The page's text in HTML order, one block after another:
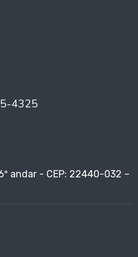
4325
andar - CEP: 22440-032 –